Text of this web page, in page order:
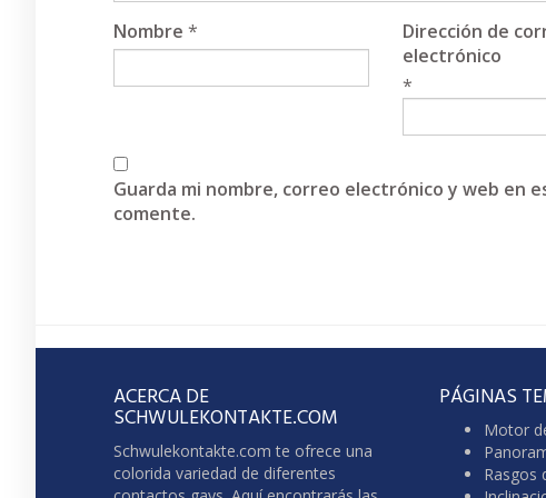
Nombre *
Dirección de
electrónico
*
Guarda mi nombre, correo electrónico y web en
comente.
ACERCA DE
SCHWULEKONTAKTE.COM
Schwulekontakte.com te ofrece una
colorida variedad de diferentes
PÁGINAS
Motor
Rasgos